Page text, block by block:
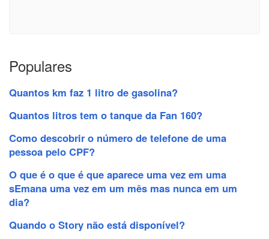
Populares
Quantos km faz 1 litro de gasolina?
Quantos litros tem o tanque da Fan 160?
Como descobrir o número de telefone de uma
pessoa pelo CPF?
O que é o que é que aparece uma vez em uma
sEmana uma vez em um mês mas nunca em um
dia?
Quando o Story não está disponível?